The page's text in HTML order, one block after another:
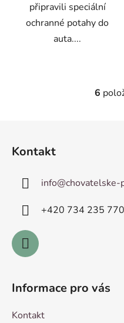
připravili speciální
ochranné potahy do
auta....
6
Kontakt
info@chovatelske-
+420 ­734 235 770
Informace pro vás
Kontakt